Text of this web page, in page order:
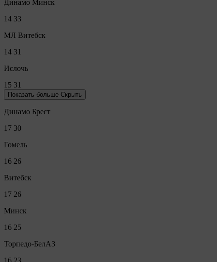
Динамо Минск
14 33
МЛ Витебск
14 31
Ислочь
15 31
Показать больше Скрыть
Динамо Брест
17 30
Гомель
16 26
Витебск
17 26
Минск
16 25
Торпедо-БелАЗ